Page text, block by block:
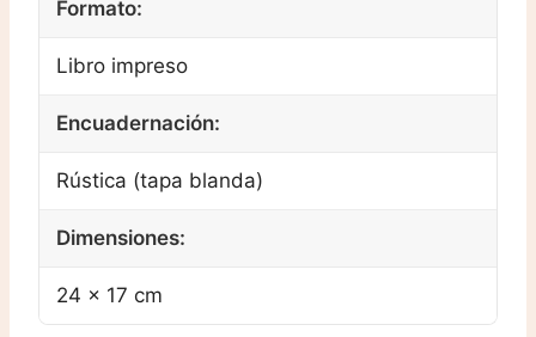
Formato:
Libro impreso
Encuadernación:
Rústica (tapa blanda)
Dimensiones:
24 × 17 cm